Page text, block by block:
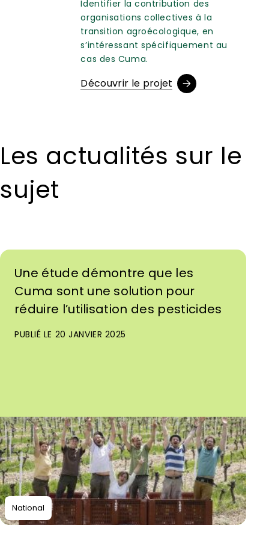
Identifier la contribution des
organisations collectives à la
transition agroécologique, en
s’intéressant spécifiquement au
cas des Cuma.
Découvrir le projet
Les actualités sur le
sujet
Une étude démontre que les
Cuma sont une solution pour
réduire l’utilisation des pesticides
PUBLIÉ LE 20 JANVIER 2025
National